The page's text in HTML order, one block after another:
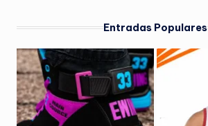
Entradas Populares